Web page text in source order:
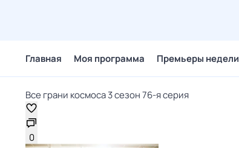
Главная Моя программа Премьеры недели
Все грани космоса 3 сезон 76-я серия
0